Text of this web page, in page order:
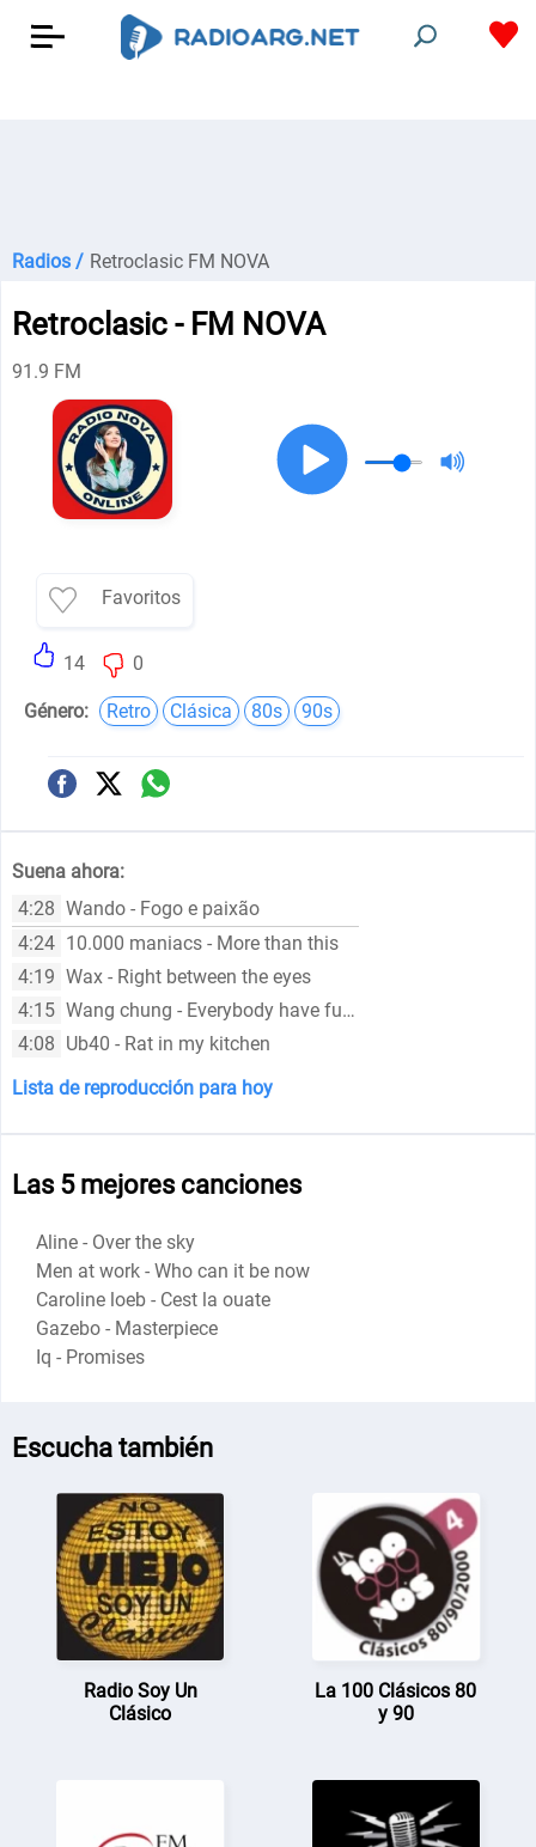
Radios / Retroclasic FM NOVA
Retroclasic - FM NOVA
91.9 FM
Favoritos
14 0
Género: Retro Clásica 80s 90s
Suena ahora:
4:28 Wando - Fogo e paixão
4:24 10.000 maniacs - More than this
4:19 Wax - Right between the eyes
4:15 Wang chung - Everybody have fun tonight
4:08 Ub40 - Rat in my kitchen
Lista de reproducción para hoy
Las 5 mejores canciones
Aline - Over the sky
Men at work - Who can it be now
Caroline loeb - Cest la ouate
Gazebo - Masterpiece
Iq - Promises
Escucha también
Radio Soy Un
Clásico
La 100 Clásicos 80
y 90